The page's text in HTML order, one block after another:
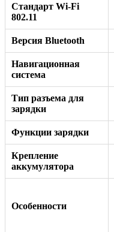
Стандарт Wi-Fi
802.11
Версия Bluetooth
Навигационная
система
Тип разъема для
зарядки
Функции зарядки
Крепление
аккумулятора
Особенности